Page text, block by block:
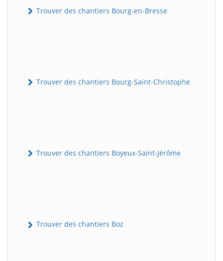
Trouver des chantiers Bourg-en-Bresse
Trouver des chantiers Bourg-Saint-Christophe
Trouver des chantiers Boyeux-Saint-Jérôme
Trouver des chantiers Boz